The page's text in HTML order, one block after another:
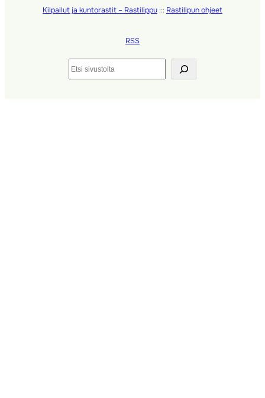
Kilpailut ja kuntorastit – Rastilippu ::: Rastilipun ohjeet
RSS
Etsi